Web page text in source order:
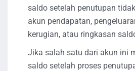
saldo setelah penutupan
akun pendapatan,
kerugian, atau ringkasan
Jika salah satu dari akun ini
saldo setelah proses